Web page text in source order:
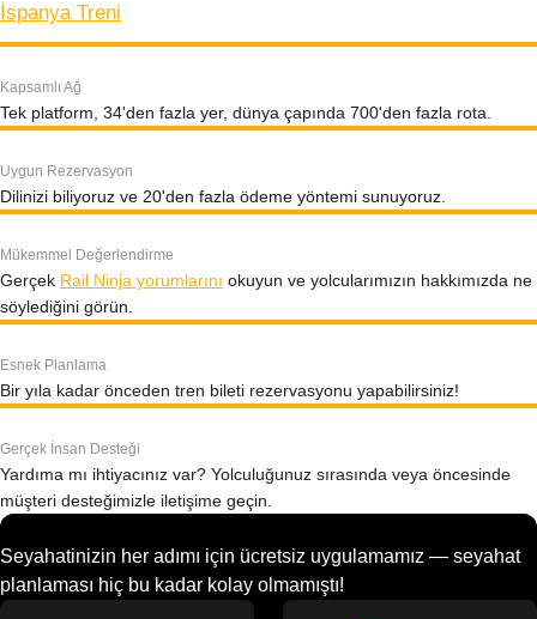
İspanya Treni
Kapsamlı Ağ
Tek platform, 34'den fazla yer, dünya çapında 700'den fazla rota.
Uygun Rezervasyon
Dilinizi biliyoruz ve 20'den fazla ödeme yöntemi sunuyoruz.
Mükemmel Değerlendirme
Gerçek Rail Ninja yorumlarını okuyun ve yolcularımızın hakkımızda ne
söylediğini görün.
Esnek Planlama
Bir yıla kadar önceden tren bileti rezervasyonu yapabilirsiniz!
Gerçek İnsan Desteği
Yardıma mı ihtiyacınız var? Yolculuğunuz sırasında veya öncesinde
müşteri desteğimizle iletişime geçin.
Seyahatinizin her adımı için ücretsiz uygulamamız — seyahat
planlaması hiç bu kadar kolay olmamıştı!